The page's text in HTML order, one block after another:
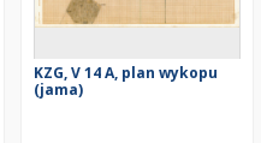
KZG, V 14 A, plan wykopu
(jama)